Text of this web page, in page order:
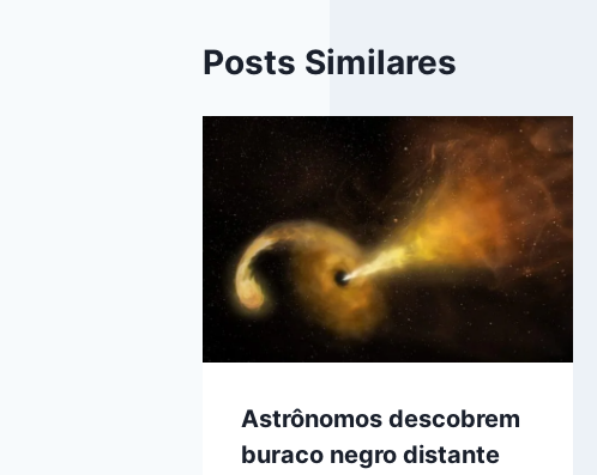
Posts Similares
Astrônomos descobrem
buraco negro distante